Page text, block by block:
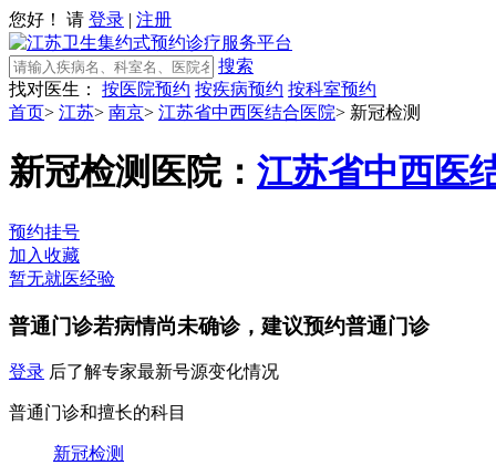
您好！ 请 登录 | 注册
搜索
找对医生：
按医院预约 按疾病预约 按科室预约
首页> 江苏> 南京> 江苏省中西医结合医院> 新冠检测
新冠检测 医院： 江苏省中西医
预约挂号
加入收藏
暂无就医经验
普通门诊若病情尚未确诊，建议预约普通门诊
登录 后了解专家最新号源变化情况
普通门诊和擅长的科目
新冠检测